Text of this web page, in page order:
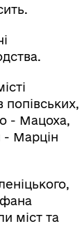
попівських,
- Мацоха,
- Марцін
міст та